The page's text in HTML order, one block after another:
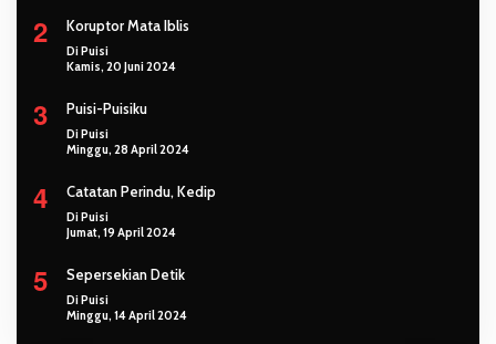
2 Koruptor Mata Iblis
Di Puisi
Kamis, 20 Juni 2024
3 Puisi-Puisiku
Di Puisi
Minggu, 28 April 2024
4 Catatan Perindu, Kedip
Di Puisi
Jumat, 19 April 2024
5 Sepersekian Detik
Di Puisi
Minggu, 14 April 2024